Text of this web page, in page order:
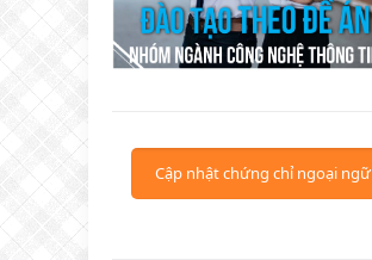
Cập nhật chứng chỉ ngoại ngữ